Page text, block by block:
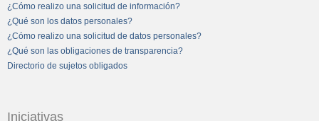
¿Cómo realizo una solicitud de información?
¿Qué son los datos personales?
¿Cómo realizo una solicitud de datos personales?
¿Qué son las obligaciones de transparencia?
Directorio de sujetos obligados
Iniciativas